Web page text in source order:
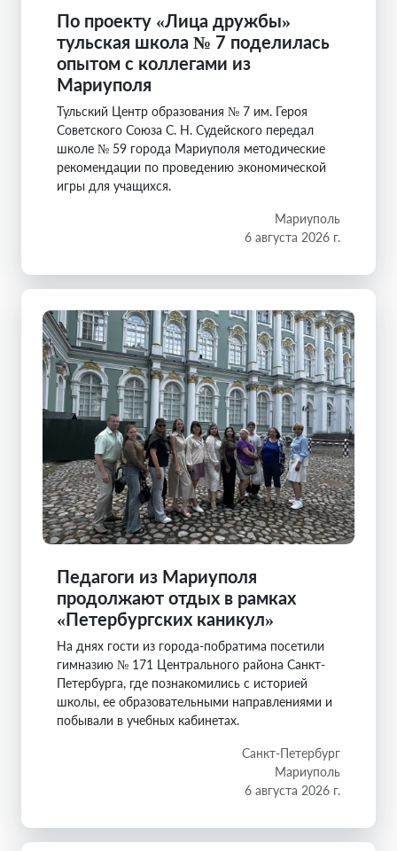
По проекту «Лица дружбы»
тульская школа № 7 поделилась
опытом с коллегами из
Мариуполя
Тульский Центр образования № 7 им. Героя
Советского Союза С. Н. Судейского передал
школе № 59 города Мариуполя методические
рекомендации по проведению экономической
игры для учащихся.
Мариуполь
6 августа 2026 г.
Педагоги из Мариуполя
продолжают отдых в рамках
«Петербургских каникул»
На днях гости из города-побратима посетили
гимназию № 171 Центрального района Санкт-
Петербурга, где познакомились с историей
школы, ее образовательными направлениями и
побывали в учебных кабинетах.
Санкт-Петербург
Мариуполь
6 августа 2026 г.